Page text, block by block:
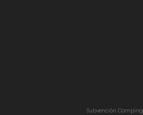
Subvención Camping